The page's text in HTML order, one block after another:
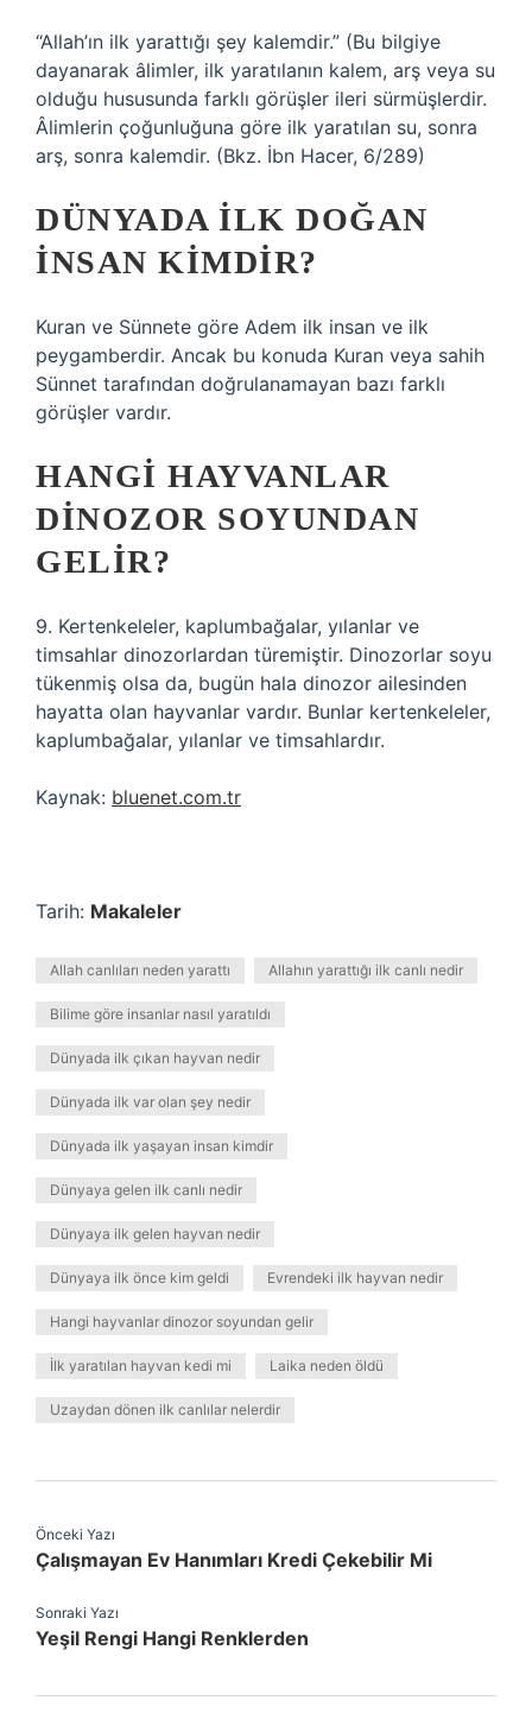
“Allah’ın ilk yarattığı şey kalemdir.” (Bu bilgiye
dayanarak âlimler, ilk yaratılanın kalem, arş veya su
olduğu hususunda farklı görüşler ileri sürmüşlerdir.
Âlimlerin çoğunluğuna göre ilk yaratılan su, sonra
arş, sonra kalemdir. (Bkz. İbn Hacer, 6/289)
DÜNYADA ILK DOĞAN
INSAN KIMDIR?
Kuran ve Sünnete göre Adem ilk insan ve ilk
peygamberdir. Ancak bu konuda Kuran veya sahih
Sünnet tarafından doğrulanamayan bazı farklı
görüşler vardır.
HANGI HAYVANLAR
DINOZOR SOYUNDAN
GELIR?
9. Kertenkeleler, kaplumbağalar, yılanlar ve
timsahlar dinozorlardan türemiştir. Dinozorlar soyu
tükenmiş olsa da, bugün hala dinozor ailesinden
hayatta olan hayvanlar vardır. Bunlar kertenkeleler,
kaplumbağalar, yılanlar ve timsahlardır.
Kaynak: bluenet.com.tr
Tarih: Makaleler
Allah canlıları neden yarattı Allahın yarattığı ilk canlı nedir
Bilime göre insanlar nasıl yaratıldı
Dünyada ilk çıkan hayvan nedir
Dünyada ilk var olan şey nedir
Dünyada ilk yaşayan insan kimdir
Dünyaya gelen ilk canlı nedir
Dünyaya ilk gelen hayvan nedir
Dünyaya ilk önce kim geldi Evrendeki ilk hayvan nedir
Hangi hayvanlar dinozor soyundan gelir
İlk yaratılan hayvan kedi mi Laika neden öldü
Uzaydan dönen ilk canlılar nelerdir
Önceki Yazı
Çalışmayan Ev Hanımları Kredi Çekebilir Mi
Sonraki Yazı
Yeşil Rengi Hangi Renklerden